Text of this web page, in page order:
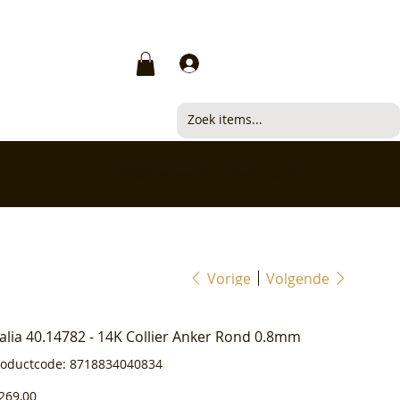
Vorige Volgende
40.14782 - 14K Collier Anker Rond 0.8mm
Productcode
8718834040834
8718834040834